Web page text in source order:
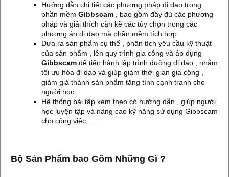
Hướng dẫn chi tiết các phương pháp đi dao trong
phần mềm Gibbscam , bao gồm đầy đủ các phương
pháp và giải thích cặn kẽ các tùy chọn trong các
phương án đi dao mà phần mềm tích hợp.
Đưa ra sản phẩm cụ thể , phân tích yêu cầu kỹ thuật
của sản phẩm , lên quy trình gia công và áp dụng
Gibbscam để tiến hành lập trình đường đi dao , nhằm
tối ưu hóa đi dao và giúp giảm thời gian gia công ,
giảm giá thành sản phẩm tăng tính cạnh tranh cho
người học.
Hệ thống bài tập kèm theo có hướng dẫn , giúp người
học luyện tập và nâng cao kỹ năng sử dụng Gibbscam
cho công việc ….
Bộ Sản Phẩm bao Gồm Những Gì ?